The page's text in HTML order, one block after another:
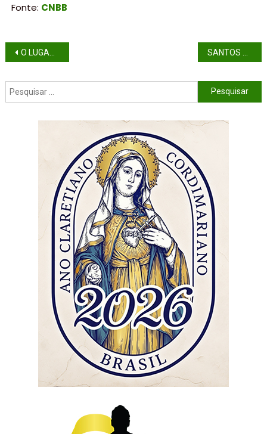
Fonte: CNBB
O LUGAR DO SILÊNCIO